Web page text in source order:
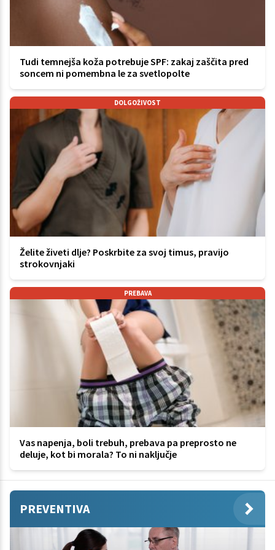
Tudi temnejša koža potrebuje SPF: zakaj zaščita pred
soncem ni pomembna le za svetlopolte
DOLGOŽIVOST
Želite živeti dlje? Poskrbite za svoj timus, pravijo
strokovnjaki
PREBAVA
Vas napenja, boli trebuh, prebava pa preprosto ne
deluje, kot bi morala? To ni naključje
PREVENTIVA